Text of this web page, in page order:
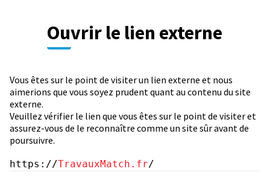
Ouvrir le lien externe
Vous êtes sur le point de visiter un lien externe et nous
aimerions que vous soyez prudent quant au contenu du site
externe.
Veuillez vérifier le lien que vous êtes sur le point de visiter et
assurez-vous de le reconnaître comme un site sûr avant de
poursuivre.
https://TravauxMatch.fr/